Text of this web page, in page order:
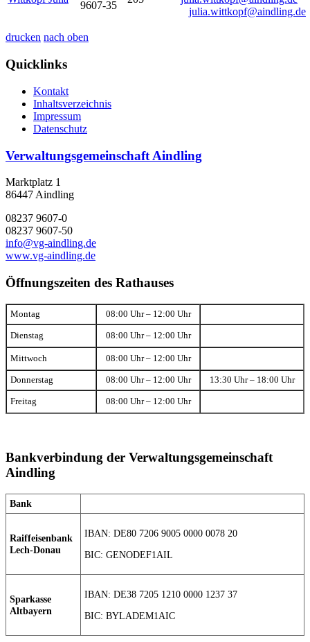
9607-35
julia.wittkopf@aindling.de
drucken nach oben
Quicklinks
Kontakt
Inhaltsverzeichnis
Impressum
Datenschutz
Verwaltungsgemeinschaft Aindling
Marktplatz 1
86447 Aindling
08237 9607-0
08237 9607-50
info@vg-aindling.de
www.vg-aindling.de
Öffnungszeiten des Rathauses
Montag 08:00 Uhr – 12:00 Uhr
Dienstag 08:00 Uhr – 12:00 Uhr
Mittwoch 08:00 Uhr – 12:00 Uhr
Donnerstag 08:00 Uhr – 12:00 Uhr 13:30 Uhr – 18:00 Uhr
Freitag 08:00 Uhr – 12:00 Uhr
Bankverbindung der Verwaltungsgemeinschaft
Aindling
Bank
Raiffeisenbank
Lech-Donau
IBAN: DE80 7206 9005 0000 0078 20
BIC: GENODEF1AIL
Sparkasse
Altbayern
IBAN: DE38 7205 1210 0000 1237 37
BIC: BYLADEM1AIC